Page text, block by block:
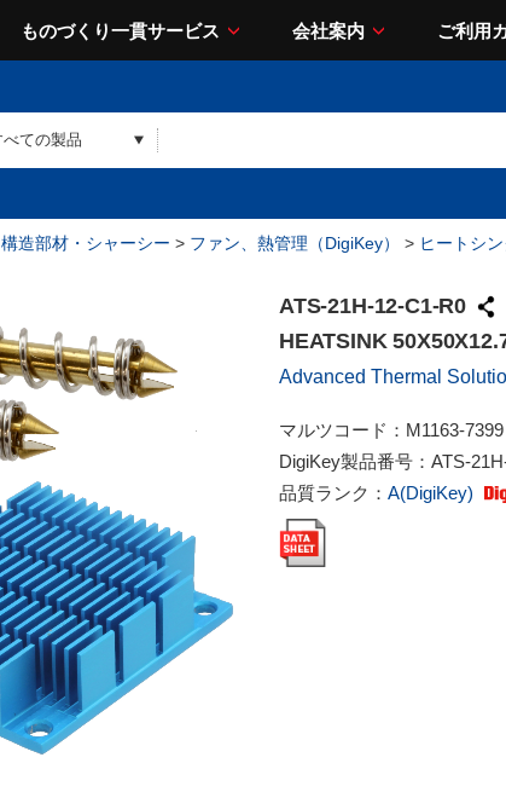
ものづくり一貫サービス 会社案内 ご利用
構造部材・シャーシー > ファン、熱管理（DigiKey） > ヒートシン
ATS-21H-12-C1-R0
HEATSINK
Advanced Thermal
マルツコード： M1163-7399
DigiKey製品番号： ATS-
品質ランク： A(DigiKey)